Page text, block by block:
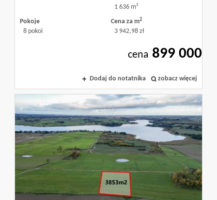
Home
staging
Agencja
1 636 m²
Pokoje
8 pokoi
Cena za m2
3 942,98 zł
cena 899 000
Dodaj do notatnika zobacz więcej